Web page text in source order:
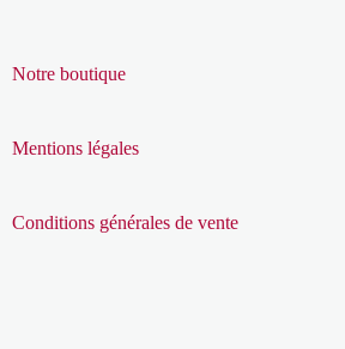
Notre boutique
Mentions légales
Conditions générales de vente